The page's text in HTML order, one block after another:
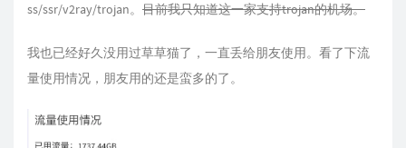
ss/ssr/v2ray/trojan。 目前我只知道这一家支持trojan的机场。
我也已经好久没用过草草猫了，一直丢给朋友使用。看了下流
量使用情况，朋友用的还是蛮多的了。